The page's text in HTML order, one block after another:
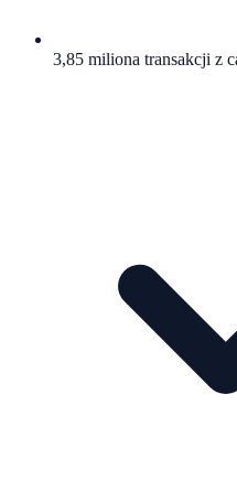
3,85 miliona transakcji z